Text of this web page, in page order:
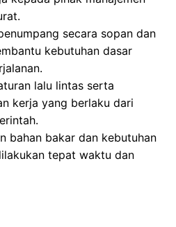
secara sopan dan
kebutuhan dasar
lalu lintas serta
kerja yang berlaku dari
bahan bakar dan kebutuhan
tepat waktu dan